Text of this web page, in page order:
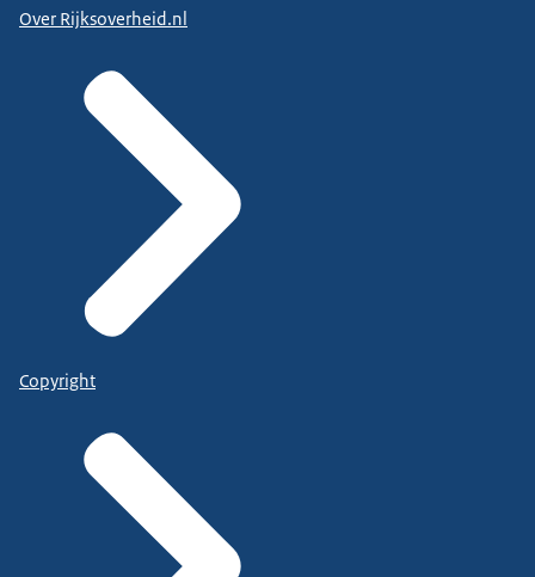
Over Rijksoverheid.nl
Copyright